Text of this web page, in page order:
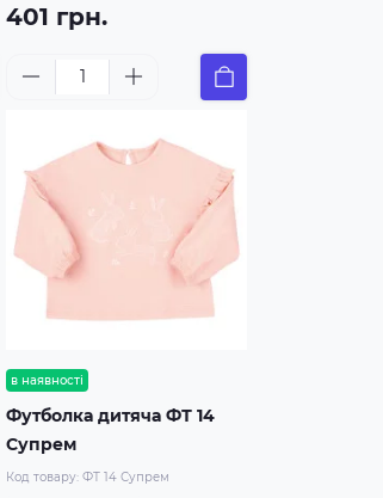
401 грн.
в наявності
Футболка дитяча ФТ 14
Супрем
Код товару:ФТ 14 Супрем